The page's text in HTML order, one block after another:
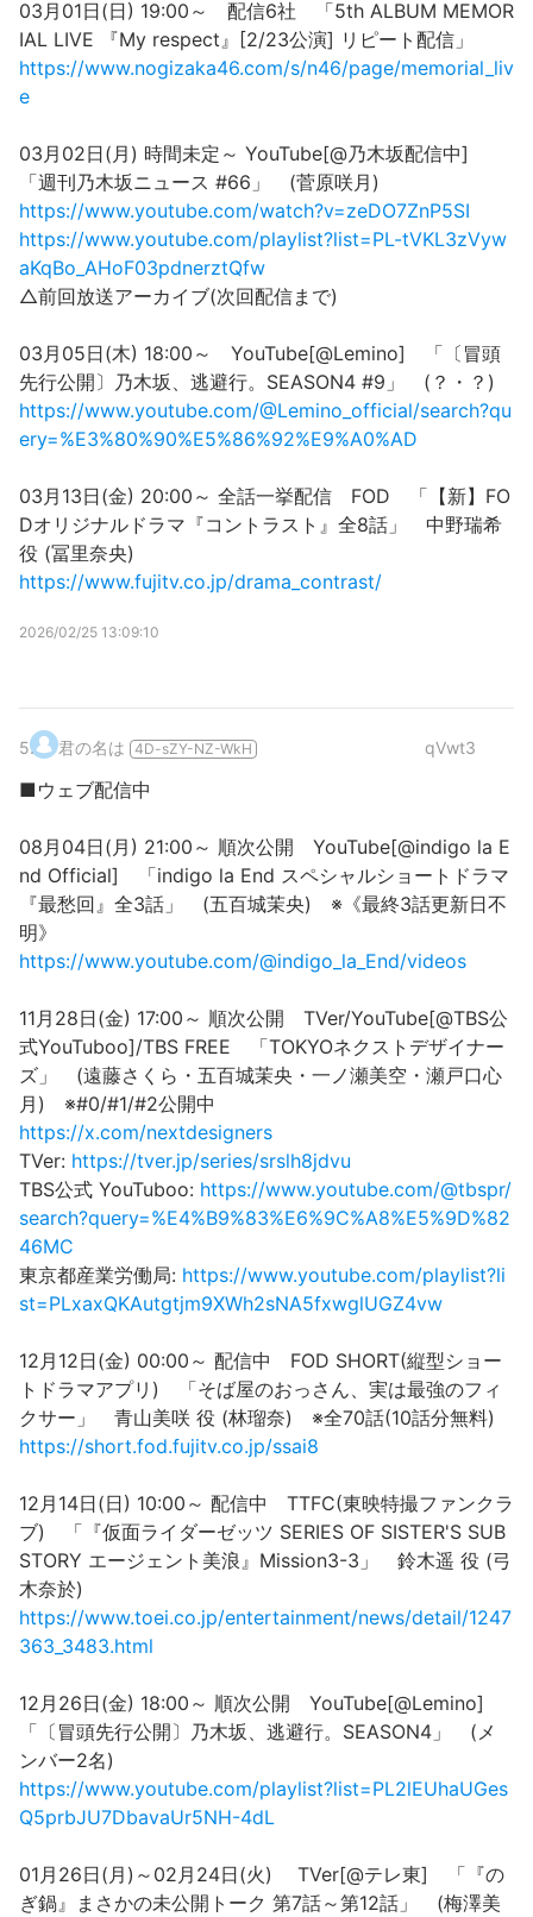
03月01日(日) 19:00～ 配信6社 「5th ALBUM MEMOR
IAL LIVE 『My respect』[2/23公演] リピート配信」
https://www.nogizaka46.com/s/n46/page/memorial_liv
e
03月02日(月) 時間未定～ YouTube[@乃木坂配信中]
「週刊乃木坂ニュース #66」 (菅原咲月)
https://www.youtube.com/watch?v=zeDO7ZnP5SI
https://www.youtube.com/playlist?list=PL-tVKL3zVyw
aKqBo_AHoF03pdnerztQfw
△前回放送アーカイブ(次回配信まで)
03月05日(木) 18:00～ YouTube[@Lemino] 「〔冒頭
先行公開〕乃木坂、逃避行。SEASON4 #9」 (？・？)
https://www.youtube.com/@Lemino_official/search?qu
ery=%E3%80%90%E5%86%92%E9%A0%AD
03月13日(金) 20:00～ 全話一挙配信 FOD 「【新】FO
Dオリジナルドラマ『コントラスト』全8話」 中野瑞希
役 (冨里奈央)
https://www.fujitv.co.jp/drama_contrast/
2026/02/25 13:09:10
5. 君の名は 4D-sZY-NZ-WkH qVwt3
■ウェブ配信中
08月04日(月) 21:00～ 順次公開 YouTube[@indigo la E
nd Official] 「indigo la End スペシャルショートドラマ
『最愁回』全3話」 (五百城茉央) ※《最終3話更新日不
明》
https://www.youtube.com/@indigo_la_End/videos
11月28日(金) 17:00～ 順次公開 TVer/YouTube[@TBS公
式YouTuboo]/TBS FREE 「TOKYOネクストデザイナー
ズ」 (遠藤さくら・五百城茉央・一ノ瀬美空・瀬戸口心
月) ※#0/#1/#2公開中
https://x.com/nextdesigners
TVer: https://tver.jp/series/srslh8jdvu
TBS公式 YouTuboo: https://www.youtube.com/@tbspr/
search?query=%E4%B9%83%E6%9C%A8%E5%9D%82
46MC
東京都産業労働局: https://www.youtube.com/playlist?li
st=PLxaxQKAutgtjm9XWh2sNA5fxwglUGZ4vw
12月12日(金) 00:00～ 配信中 FOD SHORT(縦型ショー
トドラマアプリ) 「そば屋のおっさん、実は最強のフィ
クサー」 青山美咲 役 (林瑠奈) ※全70話(10話分無料)
https://short.fod.fujitv.co.jp/ssai8
12月14日(日) 10:00～ 配信中 TTFC(東映特撮ファンクラ
ブ) 「『仮面ライダーゼッツ SERIES OF SISTER'S SUB
STORY エージェント美浪』Mission3-3」 鈴木遥 役 (弓
木奈於)
https://www.toei.co.jp/entertainment/news/detail/1247
363_3483.html
12月26日(金) 18:00～ 順次公開 YouTube[@Lemino]
「〔冒頭先行公開〕乃木坂、逃避行。SEASON4」 (メ
ンバー2名)
https://www.youtube.com/playlist?list=PL2lEUhaUGes
Q5prbJU7DbavaUr5NH-4dL
01月26日(月)～02月24日(火) TVer[@テレ東] 「『の
ぎ鍋』まさかの未公開トーク 第7話～第12話」 (梅澤美